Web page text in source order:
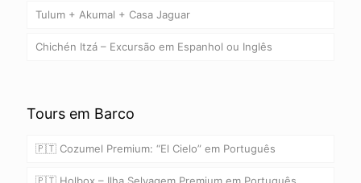
Tulum + Akumal + Casa Jaguar
Chichén Itzá – Excursão em Espanhol ou Inglês
Tours em Barco
🇵🇹 Cozumel Premium: “El Cielo” em Português